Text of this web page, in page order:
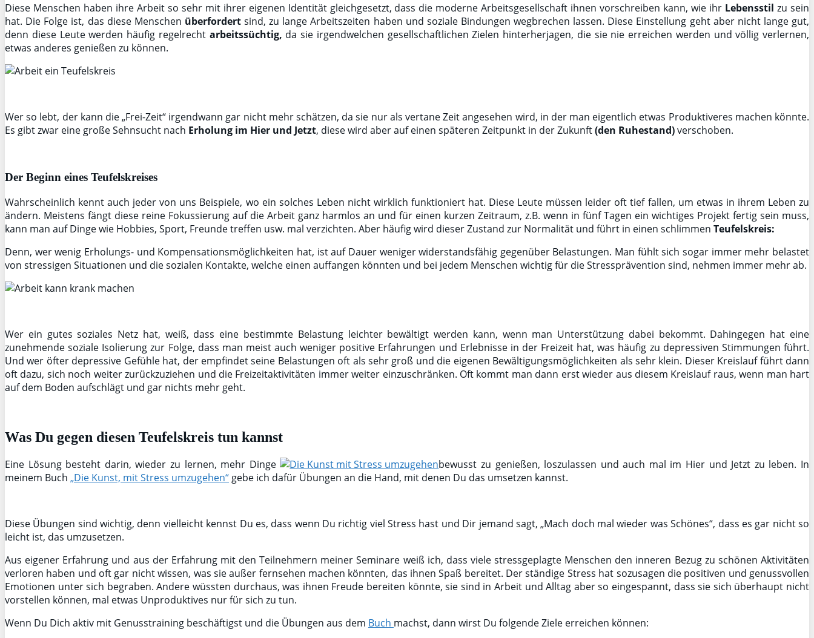
Diese Menschen haben ihre Arbeit so sehr mit ihrer eigenen Identität gleichgesetzt, dass die moderne Arbeitsgesellschaft ihnen vorschreiben kann, wie ihr Lebensstil zu sein
hat. Die Folge ist, das diese Menschen überfordertsind, zu lange Arbeitszeiten haben und soziale Bindungen wegbrechen lassen. Diese Einstellung geht aber nicht lange gut,
denn diese Leute werden häufig regelrecht arbeitssüchtig, da sie irgendwelchen gesellschaftlichen Zielen hinterherjagen, die sie nie erreichen werden und völlig verlernen,
etwas anderes genießen zu können.
Wer so lebt, der kann die „Frei-Zeit“ irgendwann gar nicht mehr schätzen, da sie nur als vertane Zeit angesehen wird, in der man eigentlich etwas Produktiveres machen könnte.
Es gibt zwar eine große Sehnsucht nach Erholung im Hier und Jetzt, diese wird aber auf einen späteren Zeitpunkt in der Zukunft(den Ruhestand)verschoben.
Der Beginn eines Teufelskreises
Wahrscheinlich kennt auch jeder von uns Beispiele, wo ein solches Leben nicht wirklich funktioniert hat. Diese Leute müssen leider oft tief fallen, um etwas in ihrem Leben zu
ändern. Meistens fängt diese reine Fokussierung auf die Arbeit ganz harmlos an und für einen kurzen Zeitraum, z.B. wenn in fünf Tagen ein wichtiges Projekt fertig sein muss,
kann man auf Dinge wie Hobbies, Sport, Freunde treffen usw. mal verzichten. Aber häufig wird dieser Zustand zur Normalität und führt in einen schlimmen Teufelskreis:
Denn, wer wenig Erholungs- und Kompensationsmöglichkeiten hat, ist auf Dauer weniger widerstandsfähig gegenüber Belastungen. Man fühlt sich sogar immer mehr belastet
von stressigen Situationen und die sozialen Kontakte, welche einen auffangen könnten und bei jedem Menschen wichtig für die Stressprävention sind, nehmen immer mehr ab.
Wer ein gutes soziales Netz hat, weiß, dass eine bestimmte Belastung leichter bewältigt werden kann, wenn man Unterstützung dabei bekommt. Dahingegen hat eine
zunehmende soziale Isolierung zur Folge, dass man meist auch weniger positive Erfahrungen und Erlebnisse in der Freizeit hat, was häufig zu depressiven Stimmungen führt.
Und wer öfter depressive Gefühle hat, der empfindet seine Belastungen oft als sehr groß und die eigenen Bewältigungsmöglichkeiten als sehr klein. Dieser Kreislauf führt dann
oft dazu, sich noch weiter zurückzuziehen und die Freizeitaktivitäten immer weiter einzuschränken. Oft kommt man dann erst wieder aus diesem Kreislauf raus, wenn man hart
auf dem Boden aufschlägt und gar nichts mehr geht.
Was Du gegen diesen Teufelskreis tun kannst
Eine Lösung besteht darin, wieder zu lernen, mehr Dinge
bewusst zu genießen, loszulassen und auch mal im Hier und Jetzt zu leben. In
meinem Buch „Die Kunst, mit Stress umzugehen“ gebe ich dafür Übungen an die Hand, mit denen Du das umsetzen kannst.
Diese Übungen sind wichtig, denn vielleicht kennst Du es, dass wenn Du richtig viel Stress hast und Dir jemand sagt, „Mach doch mal wieder was Schönes“, dass es gar nicht so
leicht ist, das umzusetzen.
Aus eigener Erfahrung und aus der Erfahrung mit den Teilnehmern meiner Seminare weiß ich, dass viele stressgeplagte Menschen den inneren Bezug zu schönen Aktivitäten
verloren haben und oft gar nicht wissen, was sie außer fernsehen machen könnten, das ihnen Spaß bereitet. Der ständige Stress hat sozusagen die positiven und genussvollen
Emotionen unter sich begraben. Andere wüssten durchaus, was ihnen Freude bereiten könnte, sie sind in Arbeit und Alltag aber so eingespannt, dass sie sich überhaupt nicht
vorstellen können, mal etwas Unproduktives nur für sich zu tun.
Wenn Du Dich aktiv mit Genusstraining beschäftigst und die Übungen aus dem Buch machst, dann wirst Du folgende Ziele erreichen können: